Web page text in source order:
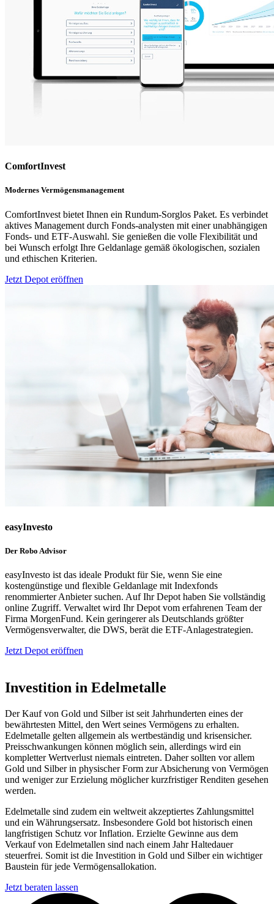
ComfortInvest
Modernes Vermögensmanagement
ComfortInvest bietet Ihnen ein Rundum-Sorglos Paket. Es verbindet
aktives Management durch Fonds-analysten mit einer unabhängigen
Fonds- und ETF-Auswahl. Sie genießen die volle Flexibilität und
bei Wunsch erfolgt Ihre Geldanlage gemäß ökologischen, sozialen
und ethischen Kriterien.
Jetzt Depot eröffnen
easyInvesto
Der Robo Advisor
easyInvesto ist das ideale Produkt für Sie, wenn Sie eine
kostengünstige und flexible Geldanlage mit Indexfonds
renommierter Anbieter suchen. Auf Ihr Depot haben Sie vollständig
online Zugriff. Verwaltet wird Ihr Depot vom erfahrenen Team der
Firma MorgenFund. Kein geringerer als Deutschlands größter
Vermögensverwalter, die DWS, berät die ETF-Anlagestrategien.
Jetzt Depot eröffnen
Investition in Edelmetalle
Der Kauf von Gold und Silber ist seit Jahrhunderten eines der
bewährtesten Mittel, den Wert seines Vermögens zu erhalten.
Edelmetalle gelten allgemein als wertbeständig und krisensicher.
Preisschwankungen können möglich sein, allerdings wird ein
kompletter Wertverlust niemals eintreten. Daher sollten vor allem
Gold und Silber in physischer Form zur Absicherung von Vermögen
und weniger zur Erzielung möglicher kurzfristiger Renditen gesehen
werden.
Edelmetalle sind zudem ein weltweit akzeptiertes Zahlungsmittel
und ein Währungsersatz. Insbesondere Gold bot historisch einen
langfristigen Schutz vor Inflation. Erzielte Gewinne aus dem
Verkauf von Edelmetallen sind nach einem Jahr Haltedauer
steuerfrei. Somit ist die Investition in Gold und Silber ein wichtiger
Baustein für jede Vermögensallokation.
Jetzt beraten lassen